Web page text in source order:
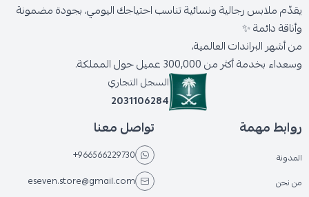
يقدّم ملابس رجالية ونسائية تناسب احتياجك اليومي، بجودة مضمونة
وأناقة دائمة ✨
من أشهر البراندات العالمية،
وسعداء بخدمة أكثر من 300,000 عميل حول المملكة.
السجل التجاري
2031106284
روابط مهمة
المدونة
من نحن
تواصل معنا
+966566229730
eseven.store@gmail.com